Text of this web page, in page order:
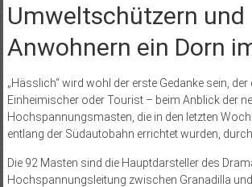
Umweltschützern und
Anwohnern ein Dorn
„Hässlich“ wird wohl der erste Gedanke sein,
Einheimischer oder Tourist – beim Anblick der
Hochspannungsmasten, die in den letzten
entlang der Südautobahn errichtet wurden,
Die 92 Masten sind die Hauptdarsteller des
Hochspannungsleitung zwischen Granadilla